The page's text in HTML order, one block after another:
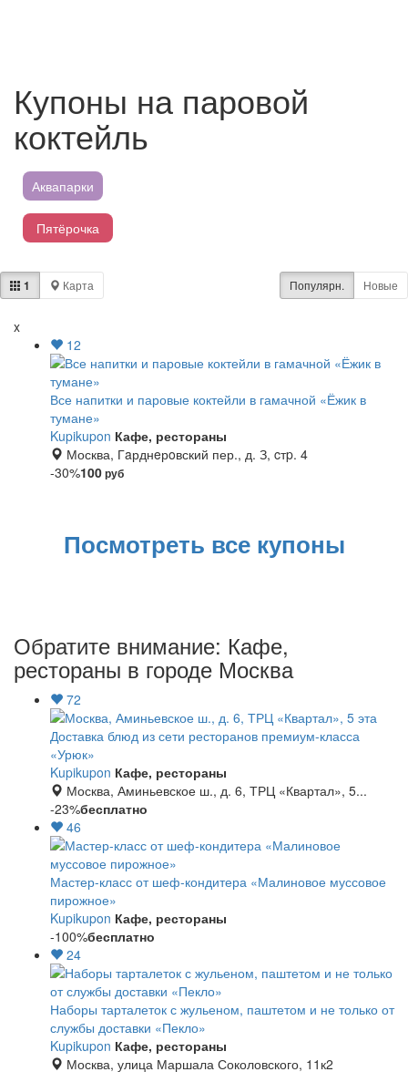
Купоны на паровой
коктейль
Аквапарки
Пятёрочка
Магнит
Лента
1 Карта Популярн. Новые
x
12
Все напитки и паровые коктейли в гамачной «Ёжик в
тумане»
Kupikupon Кафе, рестораны
Москва, Гaрднeрoвский пер., д. З, cтp. 4
-30%100руб
Посмотреть все купоны
Обратите внимание: Кафе,
рестораны в городе Москва
72
Доставка блюд из сети ресторанов премиум-класса
«Урюк»
Kupikupon Кафе, рестораны
Москва, Аминьевское ш., д. 6, ТРЦ «Квартал», 5...
-23%бесплатно
46
Мастер-класс от шеф-кондитера «Малиновое муссовое
пирожное»
Kupikupon Кафе, рестораны
-100%бесплатно
24
Наборы тарталеток с жульеном, паштетом и не только от
службы доставки «Пекло»
Kupikupon Кафе, рестораны
Москва, улица Маршала Соколовского, 11к2